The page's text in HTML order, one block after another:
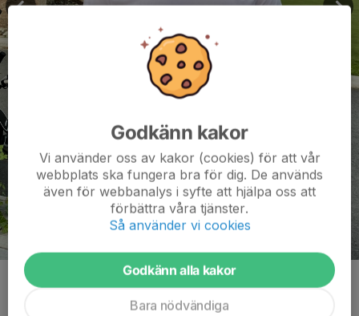
Kommentarer
Godkänn kakor
Vi använder oss av kakor (cookies) för att vår
webbplats ska fungera bra för dig. De används
även för webbanalys i syfte att hjälpa oss att
förbättra våra tjänster.
Så använder vi cookies
Godkänn alla kakor
Bara nödvändiga